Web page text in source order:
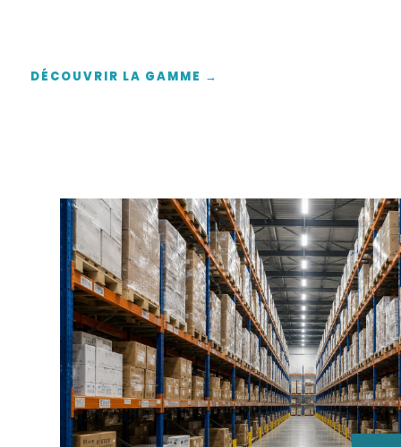
DÉCOUVRIR LA GAMME →